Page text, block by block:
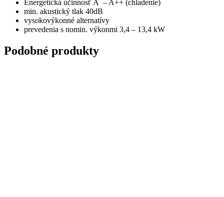
Energetická účinnosť A – A++ (chladenie)
min. akustický tlak 40dB
vysokovýkonné alternatívy
prevedenia s nomin. výkonmi 3,4 – 13,4 kW
Podobné produkty